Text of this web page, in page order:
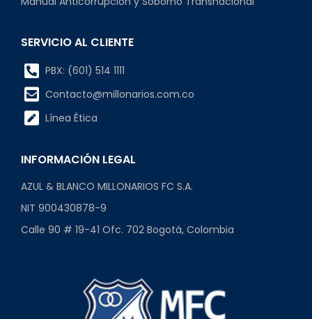
SERVICIO AL CLIENTE
PBX: (601) 514 1111
Contacto@millonarios.com.co
Línea Ética
INFORMACIÓN LEGAL
AZUL & BLANCO MILLONARIOS FC S.A.
NIT 900430878-9
Calle 90 # 19-41 Ofc. 702 Bogotá, Colombia